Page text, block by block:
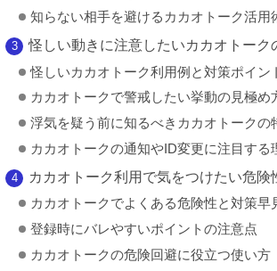
知らない相手を避けるカカオトーク活用
怪しい動きに注意したいカカオトーク
怪しいカカオトーク利用例と対策ポイン
カカオトークで警戒したい挙動の見極め
浮気を疑う前に知るべきカカオトークの
カカオトークの通知やID変更に注目する
カカオトーク利用で気をつけたい危険
カカオトークでよくある危険性と対策早
登録時にバレやすいポイントの注意点
カカオトークの危険回避に役立つ使い方